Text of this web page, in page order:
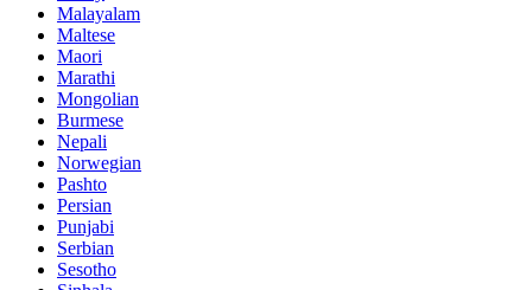
Malayalam
Maltese
Maori
Marathi
Mongolian
Burmese
Nepali
Norwegian
Pashto
Persian
Punjabi
Serbian
Sesotho